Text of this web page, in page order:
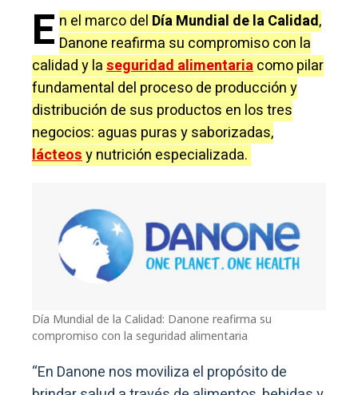
E n el marco del Día Mundial de la Calidad,
Danone reafirma su compromiso con la
calidad y laseguridad alimentariacomo pilar
fundamental del proceso de producción y
distribución de sus productos en los tres
negocios: aguas puras y saborizadas,
lácteosy nutrición especializada.
Día Mundial de la Calidad: Danone reafirma su
compromiso con la seguridad alimentaria
“En Danone nos moviliza el propósito de